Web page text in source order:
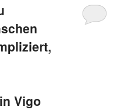
Vigo